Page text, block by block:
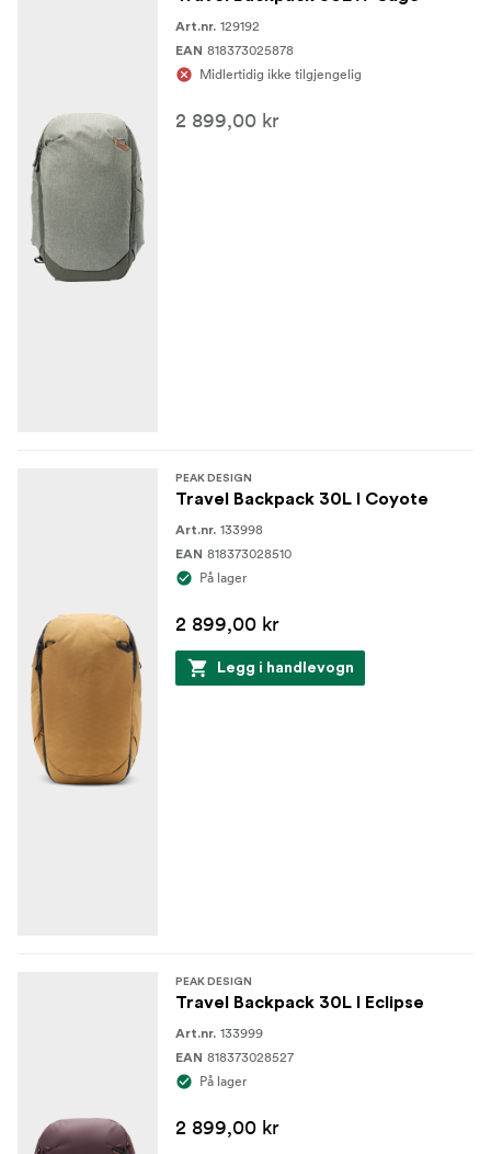
Art.nr. 129192
EAN 818373025878
Midlertidig ikke tilgjengelig
2 899,00 kr
PEAK DESIGN
Travel Backpack 30L I Coyote
Art.nr. 133998
EAN 818373028510
På lager
2 899,00 kr
Legg i handlevogn
PEAK DESIGN
Travel Backpack 30L I Eclipse
Art.nr. 133999
EAN 818373028527
På lager
2 899,00 kr